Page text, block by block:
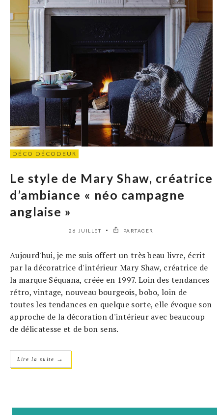
DÉCO DÉCODEUR
Le style de Mary Shaw, créatrice
d’ambiance « néo campagne
anglaise »
26 JUILLET PARTAGER
Aujourd'hui, je me suis offert un très beau livre, écrit
par la décoratrice d'intérieur Mary Shaw, créatrice de
la marque Séquana, créée en 1997. Loin des tendances
rétro, vintage, nouveau bourgeois, bobo, loin de
toutes les tendances en quelque sorte, elle évoque son
approche de la décoration d'intérieur avec beaucoup
de délicatesse et de bon sens.
Lire la suite →